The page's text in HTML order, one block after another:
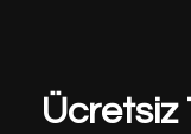
Ücretsiz